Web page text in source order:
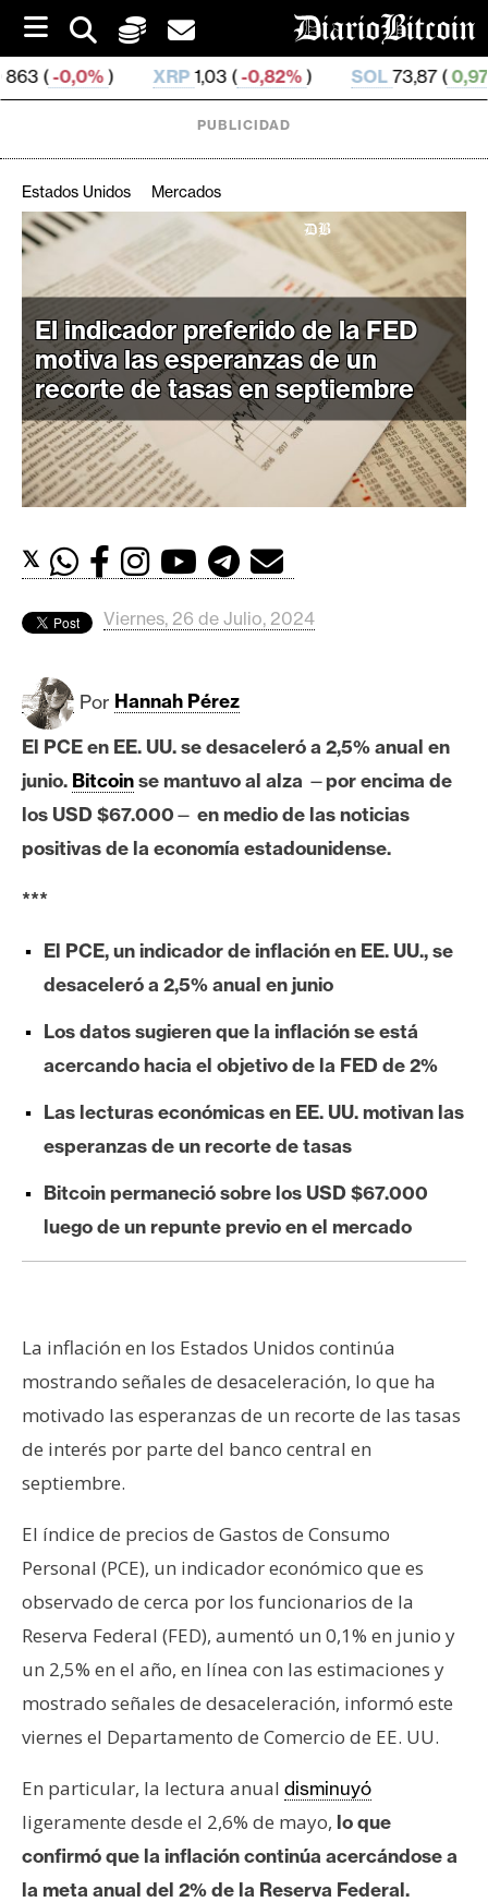
i
p
t
o
XRP1,03 (-0,82%) SOL73,87 ( 0,97%) TRX
r
i
p
t
o
M
e
r
c
o
i
c
o
i
n
t
e
r
u
m
I
á
i
s
i
s
o
t
a
s
e
P
e
n
s
a
PUBLICIDAD
Estados Unidos Mercados
El indicador preferido de la FED
motiva las esperanzas de un
recorte de tasas en septiembre
𝕏
Viernes, 26 de Julio, 2024
Por Hannah Pérez
El PCE en EE. UU. se desaceleró a 2,5% anual en
junio. Bitcoinse mantuvo al alza —por encima de
los USD $67.000— en medio de las noticias
positivas de la economía estadounidense.
***
El PCE, un indicador de inflación en EE. UU., se
desaceleró a 2,5% anual en junio
Los datos sugieren que la inflación se está
acercando hacia el objetivo de la FED de 2%
Las lecturas económicas en EE. UU. motivan las
esperanzas de un recorte de tasas
Bitcoin permaneció sobre los USD $67.000
luego de un repunte previo en el mercado
La inflación en los Estados Unidos continúa
mostrando señales de desaceleración, lo que ha
motivado las esperanzas de un recorte de las tasas
de interés por parte del banco central en
septiembre.
El índice de precios de Gastos de Consumo
Personal (PCE), un indicador económico que es
observado de cerca por los funcionarios de la
Reserva Federal (FED), aumentó un 0,1% en junio y
un 2,5% en el año, en línea con las estimaciones y
mostrado señales de desaceleración, informó este
viernes el Departamento de Comercio de EE. UU.
En particular, la lectura anual disminuyó
ligeramente desde el 2,6% de mayo, lo que
confirmó que la inflación continúa acercándose a
la meta anual del 2% de la Reserva Federal.